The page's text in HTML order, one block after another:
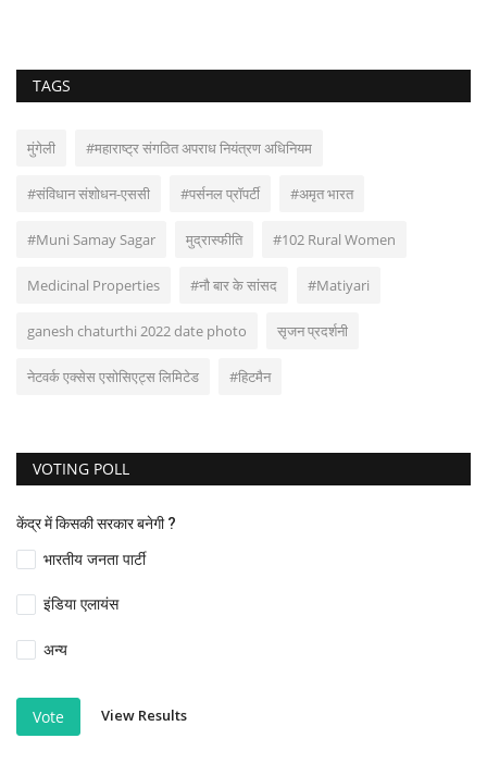
TAGS
मुंगेली #महाराष्ट्र संगठित अपराध नियंत्रण अधिनियम
#संविधान संशोधन-एससी #पर्सनल प्रॉपर्टी #अमृत भारत
#Muni Samay Sagar मुद्रास्फीति #102 Rural Women
Medicinal Properties #नौ बार के सांसद #Matiyari
ganesh chaturthi 2022 date photo सृजन प्रदर्शनी
नेटवर्क एक्सेस एसोसिएट्स लिमिटेड #हिटमैन
VOTING POLL
केंद्र में किसकी सरकार बनेगी ?
भारतीय जनता पार्टी
इंडिया एलायंस
अन्य
Vote View Results